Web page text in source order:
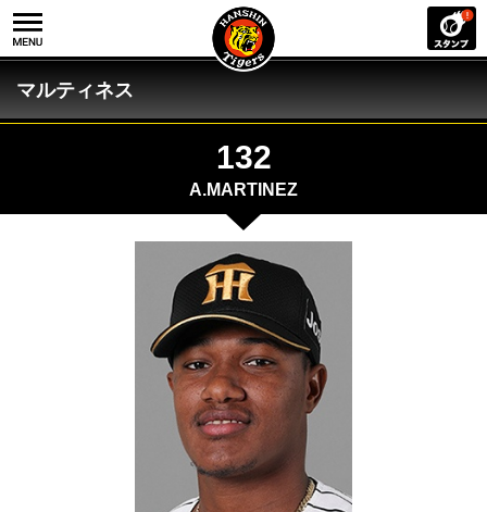
マルティネス
132
A.MARTINEZ